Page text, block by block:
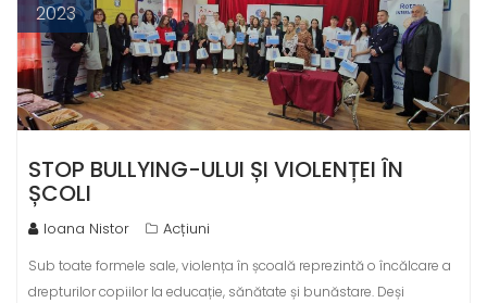
2023
STOP BULLYING-ULUI ȘI VIOLENȚEI ÎN
ȘCOLI
Ioana Nistor Acțiuni
Sub toate formele sale, violența în școală reprezintă o încălcare a
drepturilor copiilor la educație, sănătate și bunăstare. Deși